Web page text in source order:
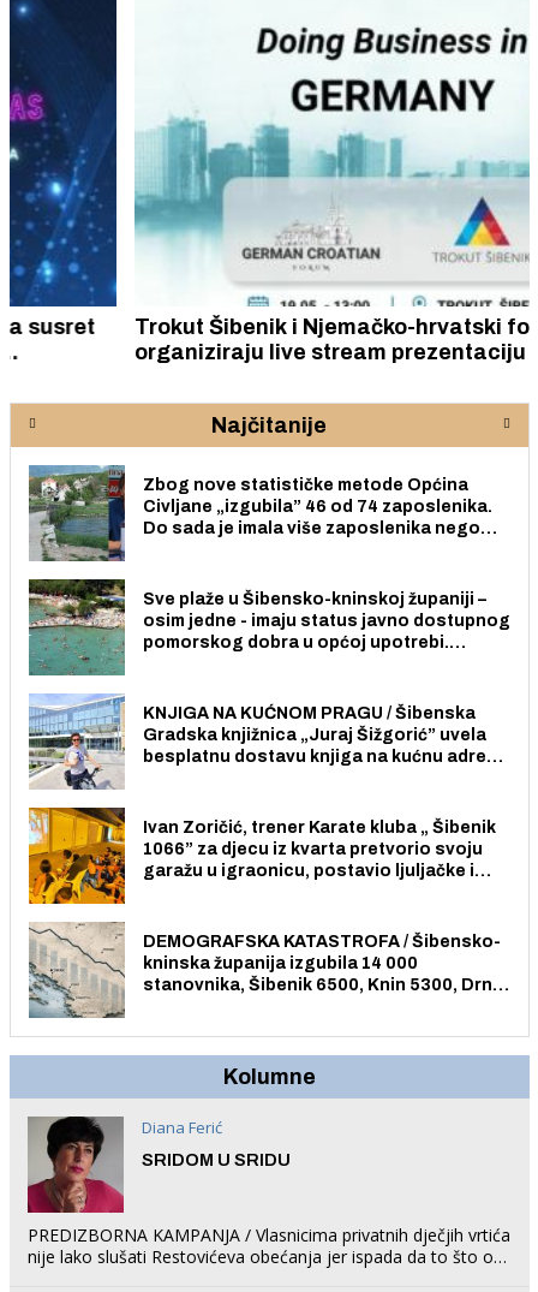
Trokut Šibenik i Njemačko-hrvatski forum
organiziraju live stream prezentaciju ‘Kako
Najčitanije
Zbog nove statističke metode Općina
Civljane „izgubila” 46 od 74 zaposlenika.
Do sada je imala više zaposlenika nego
Sve plaže u Šibensko-kninskoj županiji –
osim jedne - imaju status javno dostupnog
pomorskog dobra u općoj upotrebi.
KNJIGA NA KUĆNOM PRAGU / Šibenska
Gradska knjižnica „Juraj Šižgorić” uvela
besplatnu dostavu knjiga na kućnu adresu
Ivan Zoričić, trener Karate kluba „ Šibenik
1066” za djecu iz kvarta pretvorio svoju
garažu u igraonicu, postavio ljuljačke i
DEMOGRAFSKA KATASTROFA / Šibensko-
kninska županija izgubila 14 000
stanovnika, Šibenik 6500, Knin 5300, Drniš
Kolumne
Diana Ferić
SRIDOM U SRIDU
PREDIZBORNA KAMPANJA / Vlasnicima privatnih dječjih vrtića
nije lako slušati Restovićeva obećanja jer ispada da to što oni